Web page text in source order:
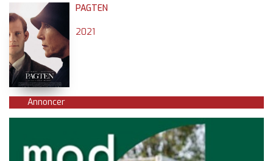
PAGTEN
2021
Annoncer